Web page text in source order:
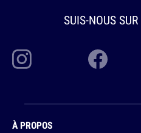
SUIS-NOUS SUR
À PROPOS